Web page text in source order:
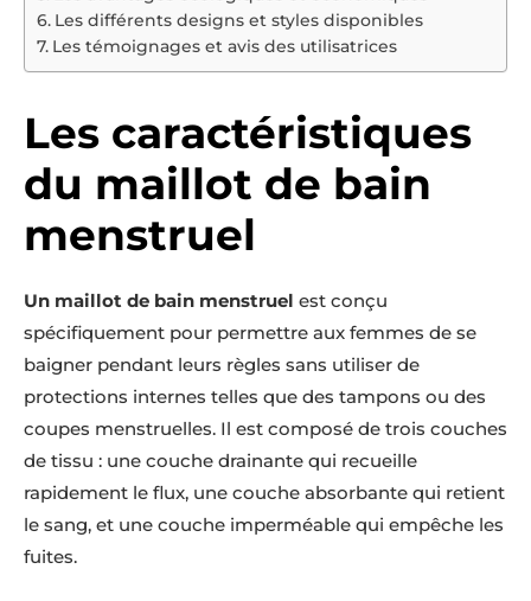
Les différents designs et styles disponibles
Les témoignages et avis des utilisatrices
Les caractéristiques
du maillot de bain
menstruel
Un maillot de bain menstruel est conçu
spécifiquement pour permettre aux femmes de se
baigner pendant leurs règles sans utiliser de
protections internes telles que des tampons ou des
coupes menstruelles. Il est composé de trois couches
de tissu : une couche drainante qui recueille
rapidement le flux, une couche absorbante qui retient
le sang, et une couche imperméable qui empêche les
fuites.